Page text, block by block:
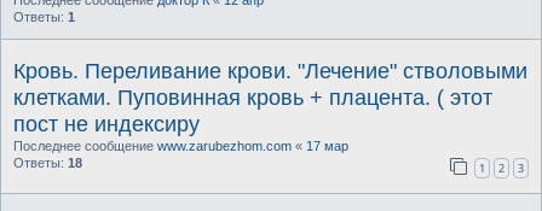
Ответы: 1
Кровь. Переливание крови. "Лечение" стволовыми
клетками. Пуповинная кровь + плацента. ( этот
пост не индексиру
Последнее сообщение www.zarubezhom.com « 17 мар
Ответы: 18 1 2 3